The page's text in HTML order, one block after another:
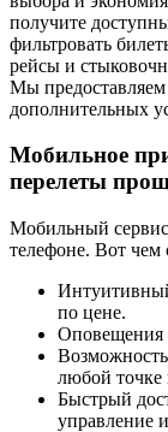
получите
фильтровать
рейсы и
Мы
дополнительных
Мобильное
перелеты
Мобильный
телефоне. Вот чем
по цене.
Оповещения
любой точке
Быстрый
управление